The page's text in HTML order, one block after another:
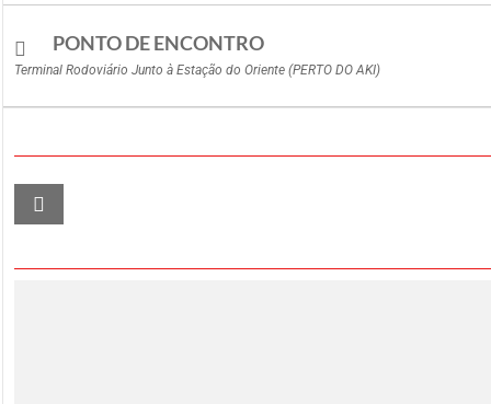
PONTO DE ENCONTRO
Terminal Rodoviário Junto à Estação do Oriente (PERTO DO AKI)